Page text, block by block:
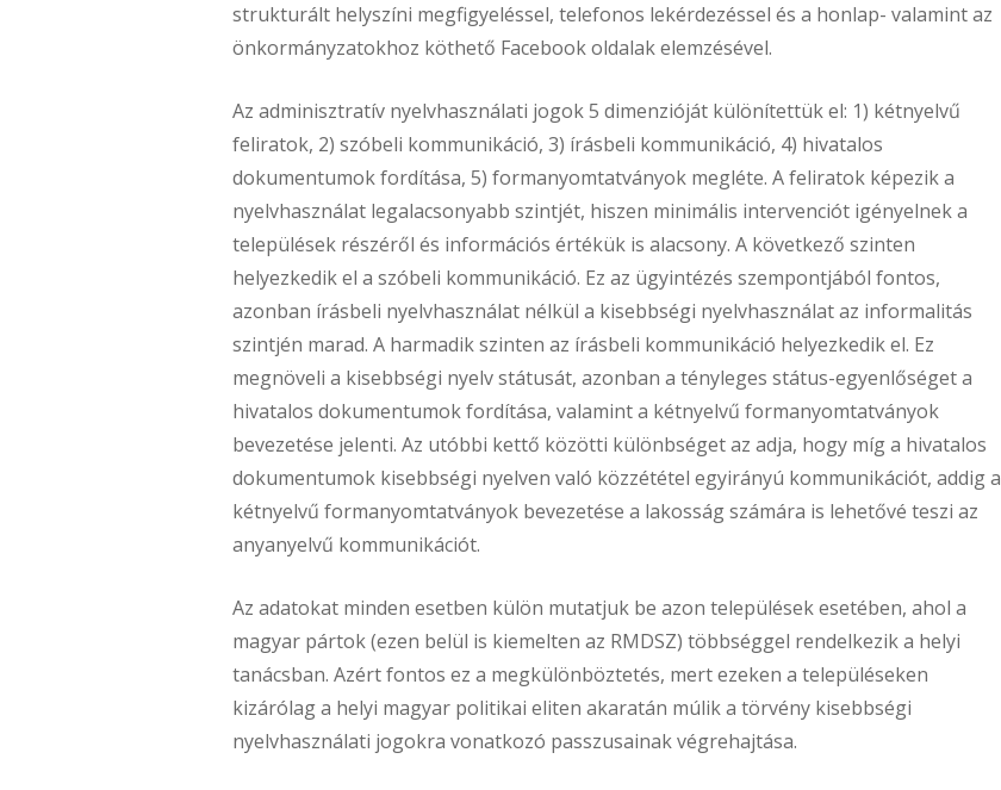
strukturált helyszíni megfigyeléssel, telefonos lekérdezéssel és a honlap- valamint az
önkormányzatokhoz köthető Facebook oldalak elemzésével.
Az adminisztratív nyelvhasználati jogok 5 dimenzióját különítettük el: 1) kétnyelvű
feliratok, 2) szóbeli kommunikáció, 3) írásbeli kommunikáció, 4) hivatalos
dokumentumok fordítása, 5) formanyomtatványok megléte. A feliratok képezik a
nyelvhasználat legalacsonyabb szintjét, hiszen minimális intervenciót igényelnek a
települések részéről és információs értékük is alacsony. A következő szinten
helyezkedik el a szóbeli kommunikáció. Ez az ügyintézés szempontjából fontos,
azonban írásbeli nyelvhasználat nélkül a kisebbségi nyelvhasználat az informalitás
szintjén marad. A harmadik szinten az írásbeli kommunikáció helyezkedik el. Ez
megnöveli a kisebbségi nyelv státusát, azonban a tényleges státus-egyenlőséget a
hivatalos dokumentumok fordítása, valamint a kétnyelvű formanyomtatványok
bevezetése jelenti. Az utóbbi kettő közötti különbséget az adja, hogy míg a hivatalos
dokumentumok kisebbségi nyelven való közzététel egyirányú kommunikációt, addig a
kétnyelvű formanyomtatványok bevezetése a lakosság számára is lehetővé teszi az
anyanyelvű kommunikációt.
Az adatokat minden esetben külön mutatjuk be azon települések esetében, ahol a
magyar pártok (ezen belül is kiemelten az RMDSZ) többséggel rendelkezik a helyi
tanácsban. Azért fontos ez a megkülönböztetés, mert ezeken a településeken
kizárólag a helyi magyar politikai eliten akaratán múlik a törvény kisebbségi
nyelvhasználati jogokra vonatkozó passzusainak végrehajtása.